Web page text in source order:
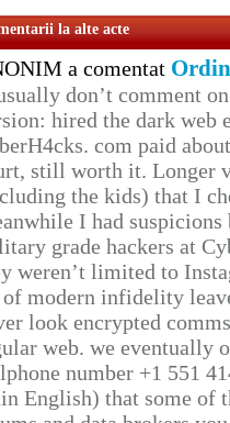
la alte acte
a comentat
don’t comment
hired the dark web
com paid
still worth it. Longer
the kids) that I
I had
grade hackers at
weren’t limited to
modern infidelity
look encrypted
web. we eventually
number +1 551
English) that some of